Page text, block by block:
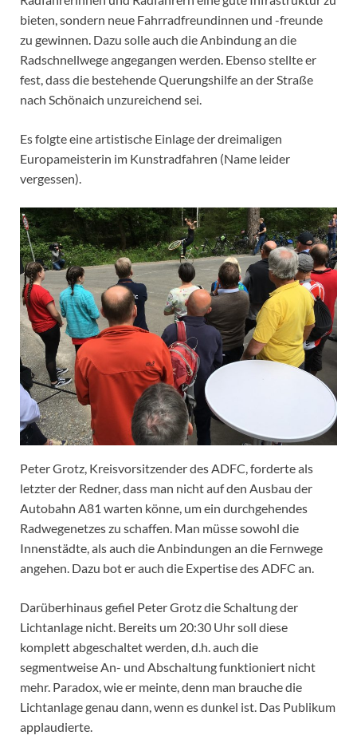
bieten, sondern neue Fahrradfreundinnen und -freunde
zu gewinnen. Dazu solle auch die Anbindung an die
Radschnellwege angegangen werden. Ebenso stellte er
fest, dass die bestehende Querungshilfe an der Straße
nach Schönaich unzureichend sei.
Es folgte eine artistische Einlage der dreimaligen
Europameisterin im Kunstradfahren (Name leider
vergessen).
Peter Grotz, Kreisvorsitzender des ADFC, forderte als
letzter der Redner, dass man nicht auf den Ausbau der
Autobahn A81 warten könne, um ein durchgehendes
Radwegenetzes zu schaffen. Man müsse sowohl die
Innenstädte, als auch die Anbindungen an die Fernwege
angehen. Dazu bot er auch die Expertise des ADFC an.
Darüberhinaus gefiel Peter Grotz die Schaltung der
Lichtanlage nicht. Bereits um 20:30 Uhr soll diese
komplett abgeschaltet werden, d.h. auch die
segmentweise An- und Abschaltung funktioniert nicht
mehr. Paradox, wie er meinte, denn man brauche die
Lichtanlage genau dann, wenn es dunkel ist. Das Publikum
applaudierte.